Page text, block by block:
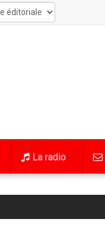
La radio